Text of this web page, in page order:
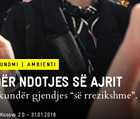
| AMBIENTI
NDOTJES SË AJRIT
gjendjes “së rrezikshme”.
Kosovo 2.0 - 31.01.2018